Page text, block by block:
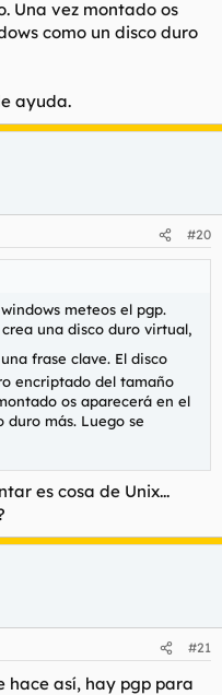
Una vez montado os
como un disco duro
ayuda.
#20
meteos el pgp.
una disco duro virtual,
frase clave. El disco
encriptado del tamaño
os aparecerá en el
duro más. Luego se
es cosa de Unix...
#21
hace así, hay pgp para